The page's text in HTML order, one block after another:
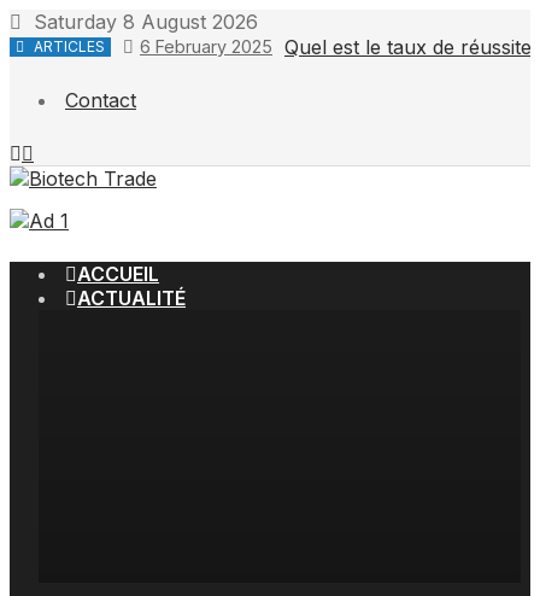
Skip
to
Saturday 8 August 2026
ARTICLES 6 February 2025 Quel est le taux de
Contact
ACCUEIL
ACTUALITÉ